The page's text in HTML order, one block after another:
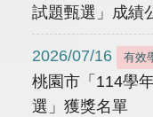
試題甄選」成績
2026/07/16 有效
桃園市「114學
選」獲獎名單